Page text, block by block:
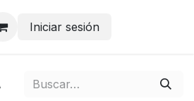
Iniciar sesión